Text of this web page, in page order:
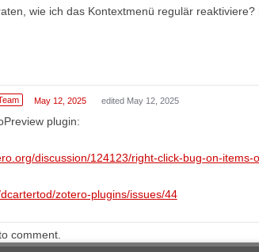
wie ich das Kontextmenü regulär reaktiviere?
May 12, 2025 edited May 12, 2025
plugin:
discussion/124123/right-click-bug-on-items-
zotero-plugins/issues/44
comment.